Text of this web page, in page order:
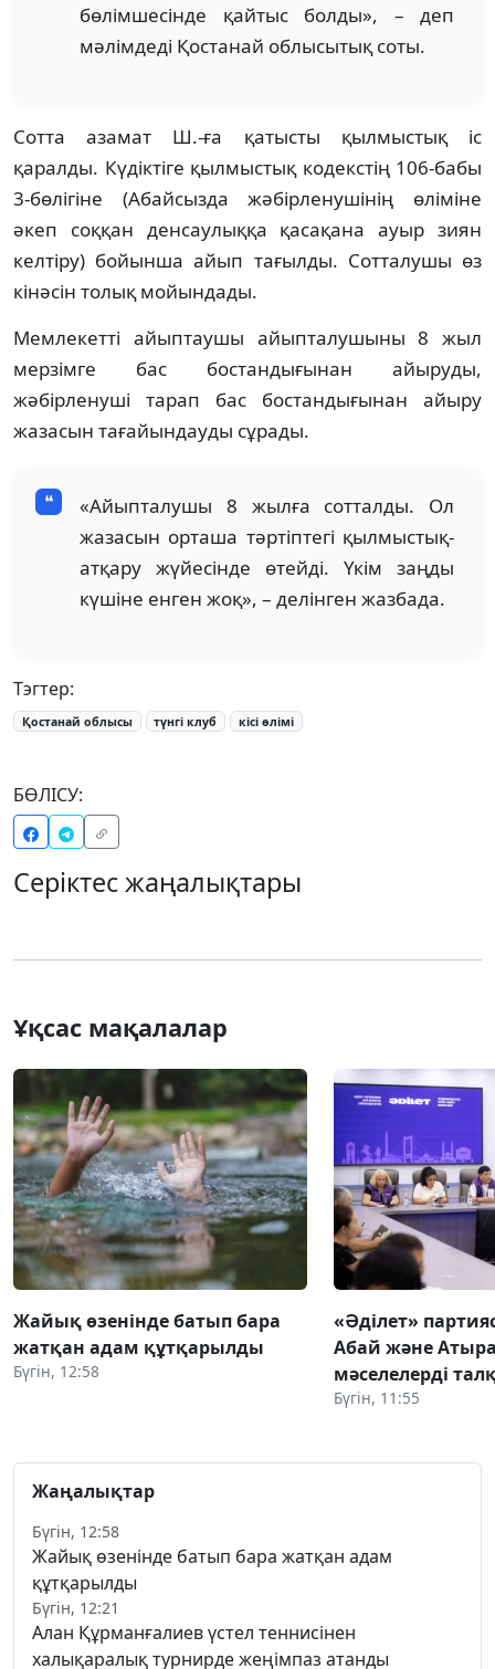
бөлімшесінде қайтыс болды», – деп
мәлімдеді Қостанай облысытық соты.
Сотта азамат Ш.-ға қатысты қылмыстық іс
қаралды. Күдіктіге қылмыстық кодекстің 106-бабы
3-бөлігіне (Абайсызда жәбірленушінің өліміне
әкеп соққан денсаулыққа қасақана ауыр зиян
келтіру) бойынша айып тағылды. Сотталушы өз
кінәсін толық мойындады.
Мемлекетті айыптаушы айыпталушыны 8 жыл
мерзімге бас бостандығынан айыруды,
жәбірленуші тарап бас бостандығынан айыру
жазасын тағайындауды сұрады.
«Айыпталушы 8 жылға сотталды. Ол
жазасын орташа тәртіптегі қылмыстық-
атқару жүйесінде өтейді. Үкім заңды
күшіне енген жоқ», – делінген жазбада.
Тэгтер:
Қостанай облысы түнгі клуб кісі өлімі
БӨЛІСУ:
Серіктес жаңалықтары
Ұқсас мақалалар
Жайық өзенінде батып бара
жатқан адам құтқарылды
Бүгін, 12:58
«Әділет»
Абай және
мәселелерді
Бүгін, 11:55
Жаңалықтар
Бүгін, 12:58
Жайық өзенінде батып бара жатқан адам
құтқарылды
Бүгін, 12:21
Алан Құрманғалиев үстел теннисінен
халықаралық турнирде жеңімпаз атанды